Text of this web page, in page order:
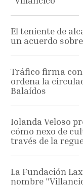
El teniente de
un acuerdo
Tráfico firma
ordena la
Balaídos
Iolanda Veloso
cómo nexo de
través de la
La Fundación
nombre